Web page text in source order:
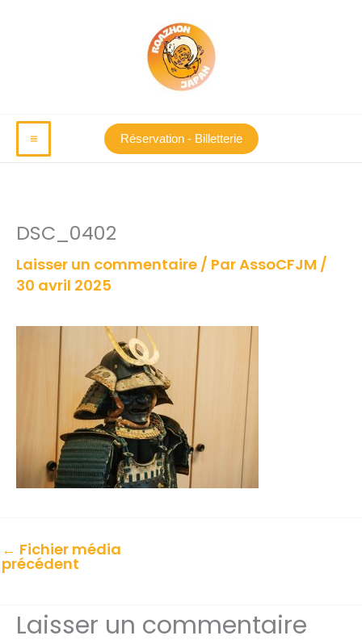
Réservation - Billetterie
DSC_0402
Laisser un commentaire / ParAssoCFJM /
30 avril 2025
← Fichier média
précédent
Laisser un commentaire